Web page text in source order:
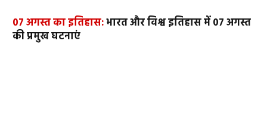
07 अगस्त का इतिहास:भारत और विश्व इतिहास में 07 अगस्त
की प्रमुख घटनाएं